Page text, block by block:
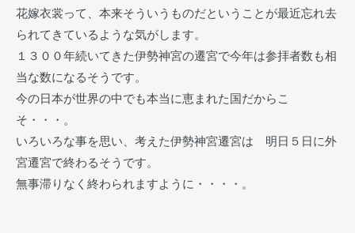
花嫁衣裳って、本来そういうものだということが最近忘れ去
られてきているような気がします。
１３００年続いてきた伊勢神宮の遷宮で今年は参拝者数も相
当な数になるそうです。
今の日本が世界の中でも本当に恵まれた国だからこ
そ・・・。
いろいろな事を思い、考えた伊勢神宮遷宮は 明日５日に外
宮遷宮で終わるそうです。
無事滞りなく終わられますように・・・・。